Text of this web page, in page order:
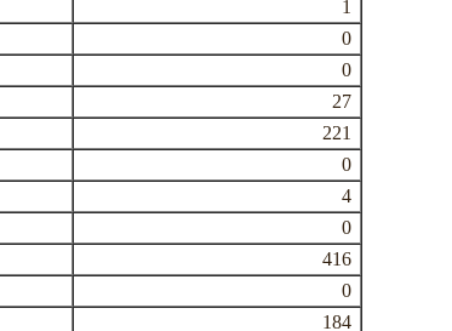
1
0
0
27
221
0
4
0
416
0
184